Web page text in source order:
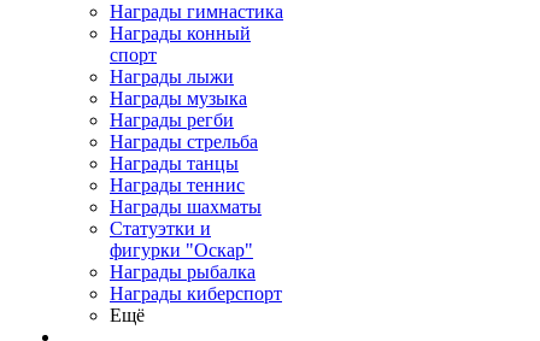
Награды гимнастика
Награды конный
спорт
Награды лыжи
Награды музыка
Награды регби
Награды стрельба
Награды танцы
Награды теннис
Награды шахматы
Статуэтки и
фигурки "Оскар"
Награды рыбалка
Награды киберспорт
Ещё